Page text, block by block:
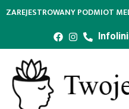
ZAREJESTROWANY PODMIOT